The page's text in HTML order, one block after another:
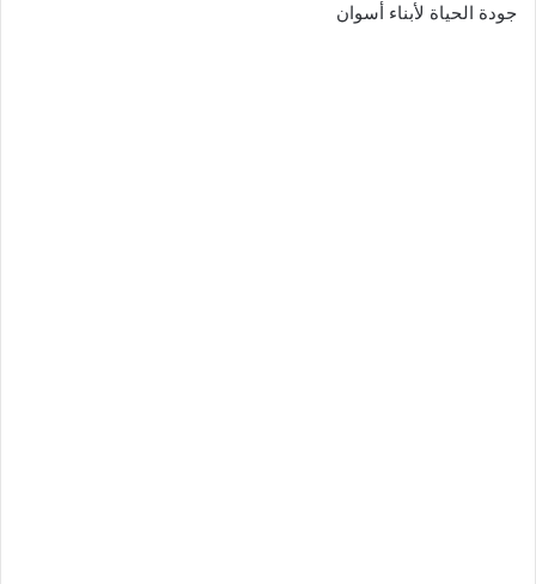
جودة الحياة لأبناء أسوان